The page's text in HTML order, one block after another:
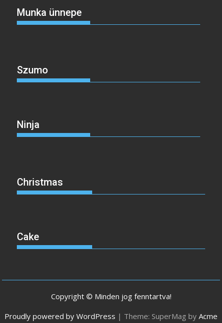
Munka ünnepe
Szumo
Ninja
Christmas
Cake
Copyright © Minden jog fenntartva!
Proudly powered by WordPress | Theme: SuperMag by Acme